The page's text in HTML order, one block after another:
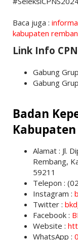
Baca juga :
kabupaten
Link Info
Gabung
Gabung
Badan
Kabupaten
Alamat : Jl.
Rembang,
59211
Telepon :
Instagram :
Twitter :
Facebook :
Website :
WhatsApp :